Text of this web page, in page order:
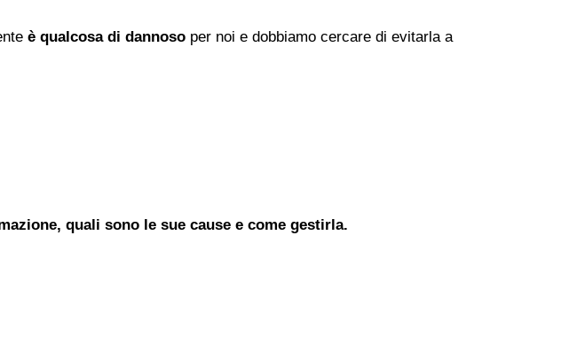
è qualcosa di dannosoper noi e dobbiamo cercare di evitarla a
quali sono le sue cause e come gestirla.